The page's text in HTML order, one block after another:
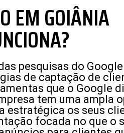
EM GOIÂNIA
pesquisas do
de captação de
que o Google
tem uma ampla
os seus
focada no que o